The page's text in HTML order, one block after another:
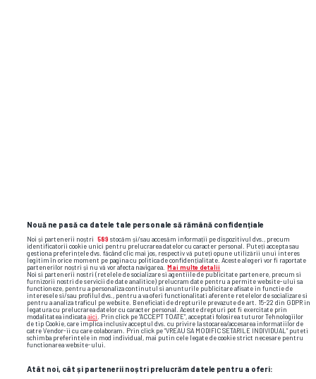
Nouă ne pasă ca datele tale personale să rămână confidențiale
Noi și partenerii noștri 589 stocăm și/sau accesăm informații pe dispozitivul dvs., precum
identificatorii cookie unici pentru prelucrarea datelor cu caracter personal. Puteți accepta sau
gestiona preferințele dvs. făcând clic mai jos, respectiv vă puteți opune utilizării unui interes
legitim în orice moment pe pagina cu politica de confidențialitate. Aceste alegeri vor fi raportate
partenerilor noștri și nu vă vor afecta navigarea. Mai multe detalii
Noi si partenerii nostri (retelele de socializare si agentiile de publicitate partenere, precum si
furnizorii nostri de servicii de date analitice) prelucram date pentru a permite website-ului sa
functioneze, pentru a personaliza continutul si anunturile publicitare afisate in functie de
interesele si/sau profilul dvs., pentru a va oferi functionalitati aferente retelelor de socializare si
pentru a analiza traficul pe website. Beneficiati de drepturile prevazute de art. 15-22 din GDPR in
legatura cu prelucrarea datelor cu caracter personal. Aceste drepturi pot fi exercitate prin
modalitatea indicataaici
. Prin click pe “ACCEPT TOATE”, acceptati folosirea tuturor Tehnologiilor
de tip Cookie, care implica inclusiv acceptul dvs. cu privire la stocarea/accesarea informatiilor de
catre Vendor-ii cu care colaboram. Prin click pe “VREAU SA MODIFIC SETARILE INDIVIDUAL” puteti
schimba preferintele in mod individual, mai putin cele legate de cookie strict necesare pentru
functionarea website-ului.
Atât noi, cât și partenerii noștri prelucrăm datele pentru a oferi: